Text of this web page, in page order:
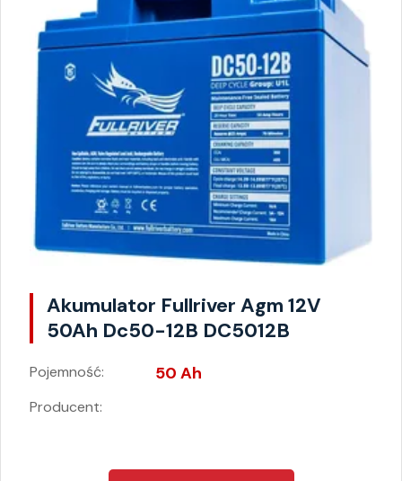
Akumulator Fullriver Agm 12V
50Ah Dc50-12B DC5012B
Pojemność: 50 Ah
Producent: